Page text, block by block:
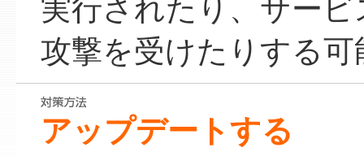
実行されたり、サービ
攻撃を受けたりする
アップデートする